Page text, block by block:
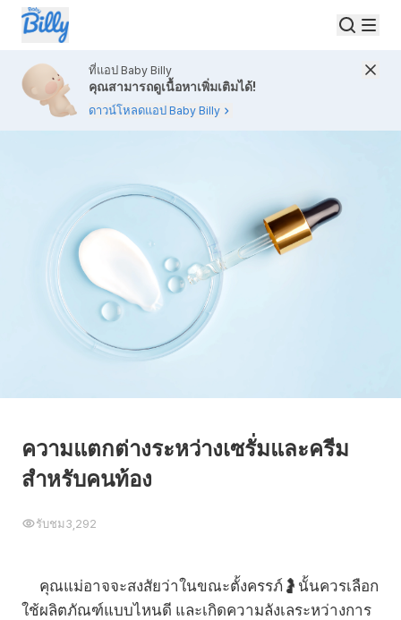
ที่แอป Baby Billy
คุณสามารถดูเนื้อหาเพิ่มเติมได้!
ดาวน์โหลดแอป Baby Billy
ความแตกต่างระหว่างเซรั่มและครีม
สำหรับคนท้อง
รับชม3,292
คุณแม่อาจจะสงสัยว่าในขณะตั้งครรภ์🤰นั้นควรเลือก
ใช้ผลิตภัณฑ์แบบไหนดี และเกิดความลังเลระหว่างการ